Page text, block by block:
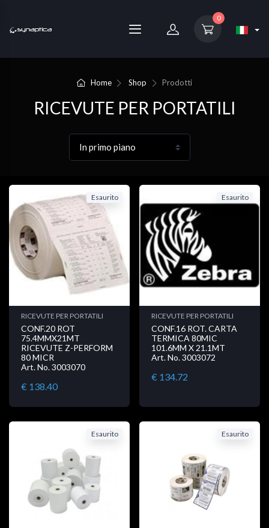
0
Home Shop Prodotti
RICEVUTE PER PORTATILI
Esaurito
RICEVUTE PER PORTATILI
CONF.20 ROT
75.4MMX21MT
RICEVUTE Z-PERFORM
80 MICR
Art. No. 3003070
€ 138.40
Esaurito
RICEVUTE PER PORTATILI
CONF.16 ROT. CARTA
TERMICA 80MIC
101.6MM X 21.1MT
Art. No. 3003072
€ 134.72
Esaurito Esaurito